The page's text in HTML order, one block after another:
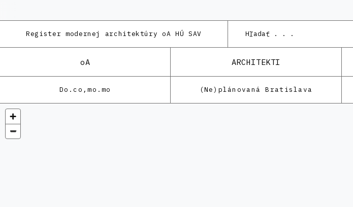
Register modernej architektúry oA HÚ SAV
oA ARCHITEKTI
Do.co,mo.mo (Ne)plánovaná Bratislava